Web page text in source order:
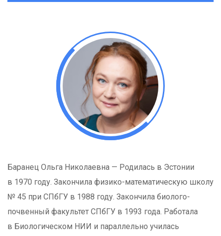
Баранец Ольга Николаевна — Родилась в Эстонии
в 1970 году. Закончила физико-математическую школу
№ 45 при СПбГУ в 1988 году. Закончила биолого-
почвенный факультет СПбГУ в 1993 года. Работала
в Биологическом НИИ и параллельно училась